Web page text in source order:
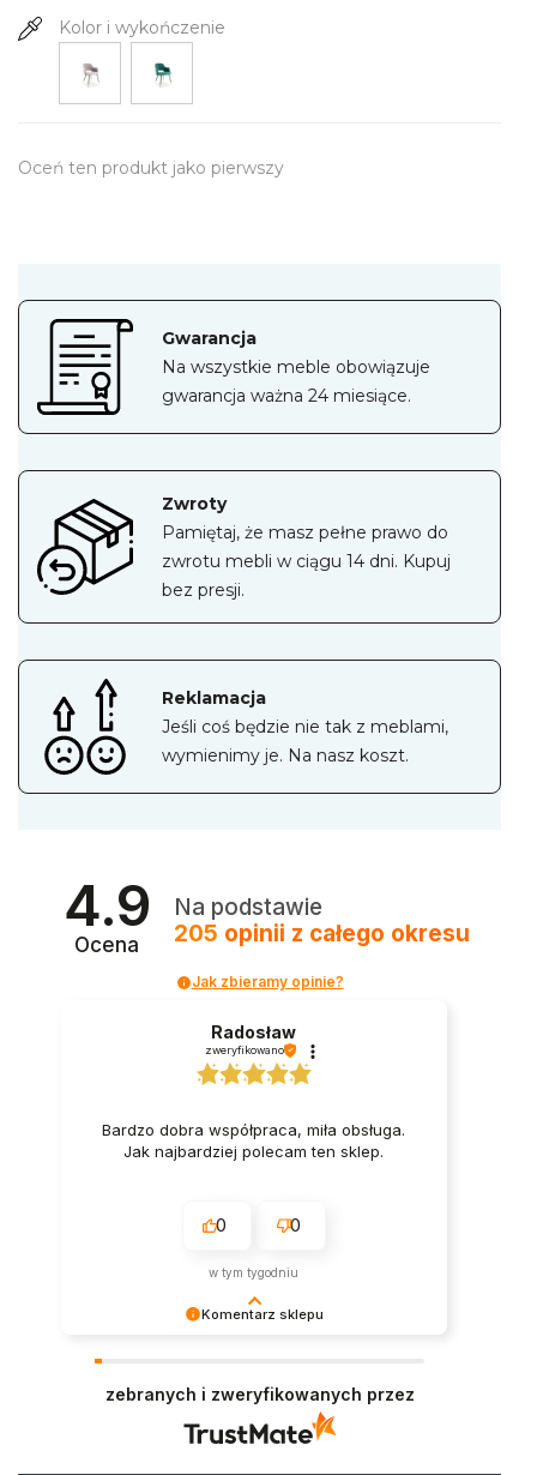
Kolor i wykończenie
Oceń ten produkt jako pierwszy
Gwarancja
Na wszystkie meble obowiązuje
gwarancja ważna 24 miesiące.
Zwroty
Pamiętaj, że masz pełne prawo do
zwrotu mebli w ciągu 14 dni. Kupuj
bez presji.
Reklamacja
Jeśli coś będzie nie tak z meblami,
wymienimy je. Na nasz koszt.
4.9
Ocena
Na podstawie
205 opinii z całego okresu
Jak zbieramy opinie?
Komentarz sklepu
w naszym sklepie.
Radosław
zweryfikowano
Bardzo dobra współpraca, miła obsługa.
Jak najbardziej polecam ten sklep.
0 0
w tym tygodniu
zebranych i zweryfikowanych przez